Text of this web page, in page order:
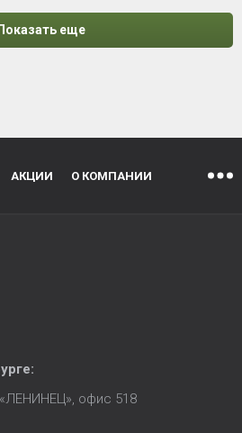
Показать еще
АКЦИИ О КОМПАНИИ
:
офис 518